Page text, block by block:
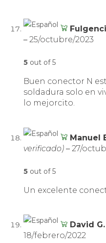
– 25/octubre/2023
5 out of 5
Buen conector N
soldadura solo en
lo mejorcito.
Manuel
verificado) – 27/
5 out of 5
Un excelente
David G.
18/febrero/2022